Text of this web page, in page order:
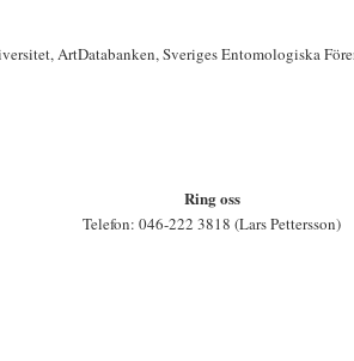
ArtDatabanken, Sveriges Entomologiska
Ring oss
Telefon: 046-222 3818 (Lars Pettersson)